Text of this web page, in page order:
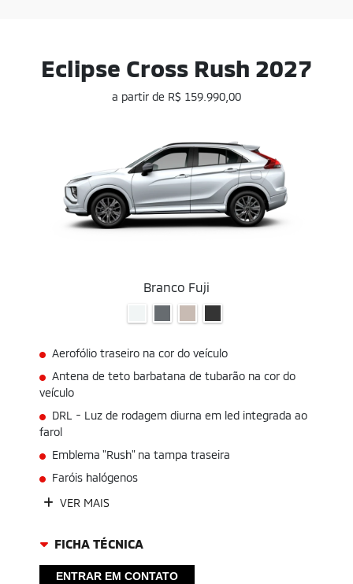
Eclipse Cross Rush 2027
a partir de R$ 159.990,00
Branco Fuji
Aerofólio traseiro na cor do veículo
Antena de teto barbatana de tubarão na cor do
veículo
DRL - Luz de rodagem diurna em led integrada ao
farol
Emblema "Rush" na tampa traseira
Faróis halógenos
VER MAIS
FICHA TÉCNICA
ENTRAR EM CONTATO